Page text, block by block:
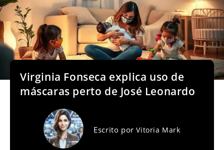
Virginia Fonseca explica uso de
máscaras perto de José Leonardo
Escrito porVitoria Mark